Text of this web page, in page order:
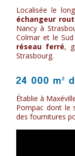
Localisée le
échangeur
Nancy à
Colmar et le
réseau ferré,
Strasbourg.
24 000 m²
Établie à
Pompac dont le
des fournitures